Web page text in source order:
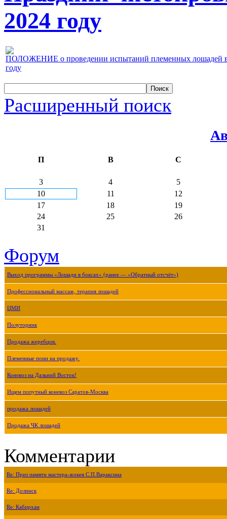
2024 году
ПОЛОЖЕНИЕ о проведении испытаний племенных лошадей
году
Расширенный поиск
П В С
3 4
5
10
11
12
17
18
19
24
25
26
31
Форум
Выход программы «Лошади в боксах» (ранее — «Обратный отсчёт»)
Профессиональный массаж, терапия лошадей
ЦМИ
Полуторник
Продажа жеребцов.
Племенные пони на продажу.
Коневоз на Дальний Восток!
Ищем попутный коневоз Саратов-Москва
продажа лошадей
Продажа ЧК лошадей
Комментарии
Re: Приз памяти мастера-жокея С.П.Вараксина
Re: Долинск
Re: Кабирхан